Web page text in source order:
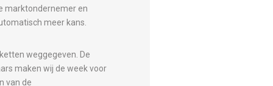
marktondernemer en
meer kans.
weggegeven. De
maken wij de week voor
van de